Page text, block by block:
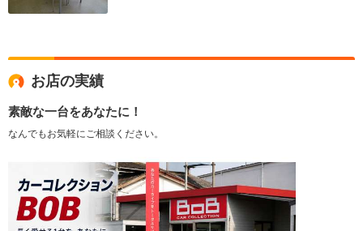
お店の実績
素敵な一台をあなたに！
なんでもお気軽にご相談ください。